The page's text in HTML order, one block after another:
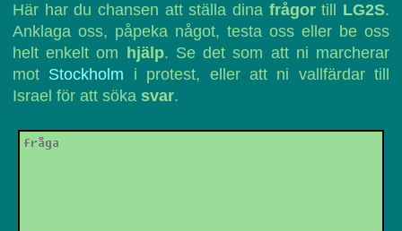
Här har du chansen att ställa dina frågortill LG2S.
Anklaga oss, påpeka något, testa oss eller be oss
helt enkelt om
hjälp. Se det som att ni marcherar
mot Stockholm i protest, eller att ni vallfärdar till
Israel för att söka svar.